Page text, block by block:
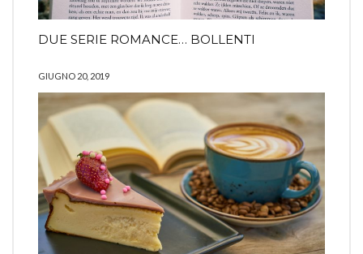
DUE SERIE ROMANCE… BOLLENTI
GIUGNO 20, 2019